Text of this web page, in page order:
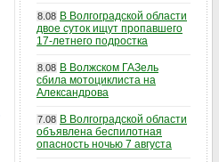
8.08 В Волгоградской области
двое суток ищут пропавшего
17-летнего подростка
8.08 В Волжском ГАЗель
сбила мотоциклиста на
Александрова
7.08 В Волгоградской области
объявлена беспилотная
опасность ночью 7 августа